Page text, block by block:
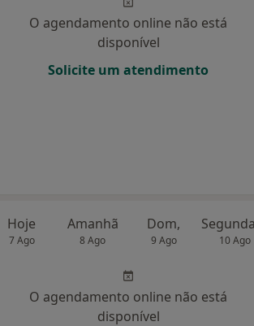
O agendamento online não está
disponível
Solicite um atendimento
Hoje
7 Ago
Amanhã
8 Ago
Dom,
9 Ago 10 Ago
O agendamento online não está
disponível